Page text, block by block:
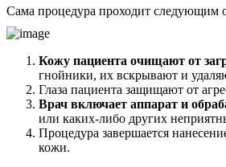
Сама процедура проходит следующим
Кожу пациента очищают от
гнойники, их вскрывают и
Глаза пациента защищают от
Врач включает аппарат и
или каких-либо других
Процедура завершается
кожи.